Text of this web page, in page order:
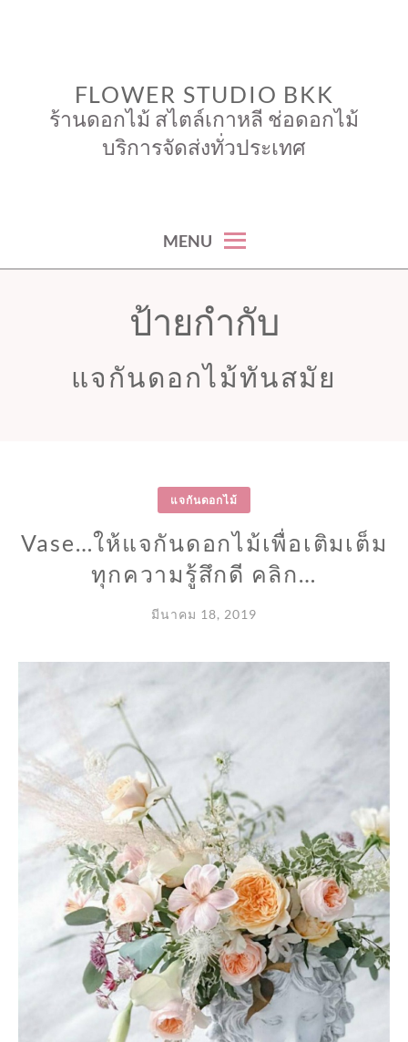
FLOWER STUDIO BKK
ร้านดอกไม้ สไตล์เกาหลี ช่อดอกไม้
บริการจัดส่งทั่วประเทศ
MENU
ป้ายกำกับ
แจกันดอกไม้ทันสมัย
แจกันดอกไม้
Vase…ให้แจกันดอกไม้เพื่อเติมเต็ม
ทุกความรู้สึกดี คลิก…
มีนาคม 18, 2019